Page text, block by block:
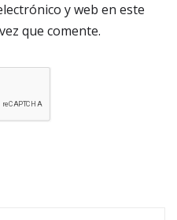
y web en este
que comente.